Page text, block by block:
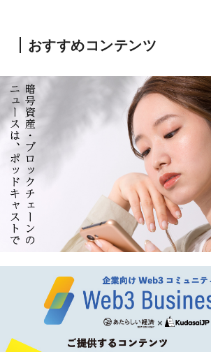
おすすめコンテンツ